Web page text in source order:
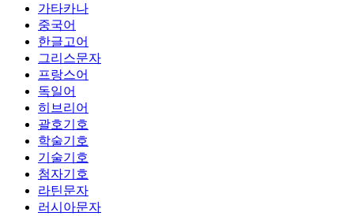
가타카나
중국어
한글고어
그리스문자
프랑스어
독일어
히브리어
괄호기호
학술기호
기술기호
첨자기호
라틴문자
러시아문자